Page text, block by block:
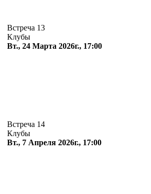
Встреча 13
Клубы
Вт., 24 Марта 2026г., 17:00
Встреча 14
Клубы
Вт., 7 Апреля 2026г., 17:00